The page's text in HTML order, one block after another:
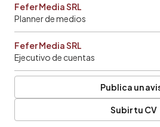
Fefer Media SRL
Planner de medios
Fefer Media SRL
Ejecutivo de cuentas
Publica un
Subir tu CV